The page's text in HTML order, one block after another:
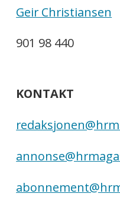
Geir Christiansen
901 98 440
KONTAKT